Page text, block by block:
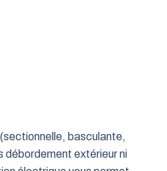
basculante,
débordement extérieur ni